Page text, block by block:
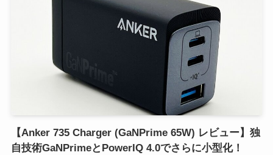
【Anker 735 Charger (GaNPrime 65W) レビュー】独
自技術GaNPrimeとPowerIQ 4.0でさらに小型化！